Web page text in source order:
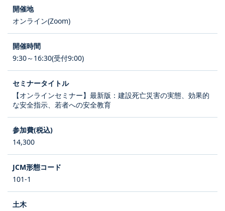
オンライン(Zoom)
9:30～16:30(受付9:00)
【オンラインセミナー】最新版：建設死亡災害の実態、効果的
な安全指示、若者への安全教育
14,300
101-1